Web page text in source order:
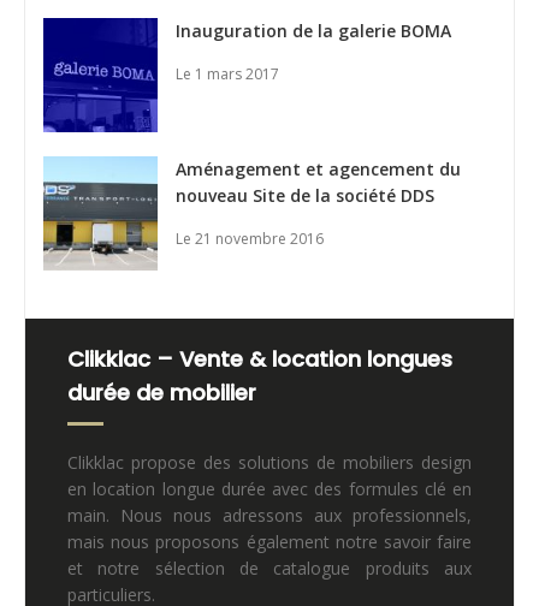
Inauguration de la galerie BOMA
Le 1 mars 2017
Aménagement et agencement du
nouveau Site de la société DDS
Le 21 novembre 2016
Clikklac – Vente & location longues
durée de mobilier
Clikklac propose des solutions de mobiliers design
en location longue durée avec des formules clé en
main. Nous nous adressons aux professionnels,
mais nous proposons également notre savoir faire
et notre sélection de catalogue produits aux
particuliers.